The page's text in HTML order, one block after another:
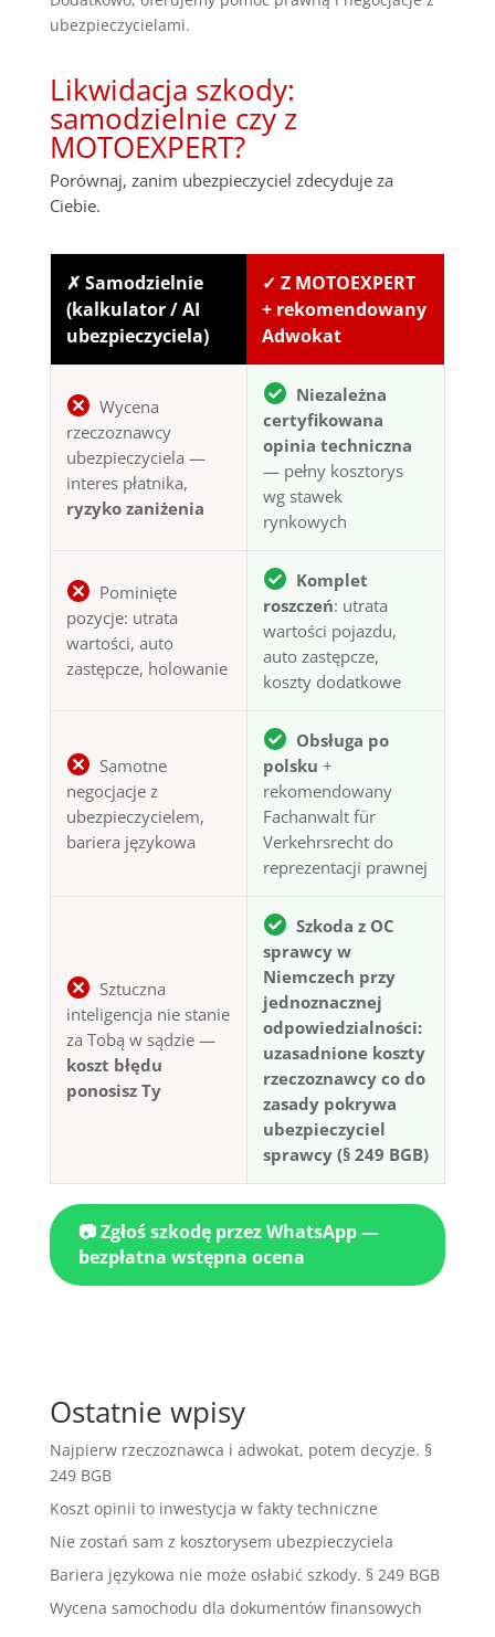
ubezpieczycielami.
Likwidacja szkody:
samodzielnie czy z
MOTOEXPERT?
Porównaj, zanim ubezpieczyciel zdecyduje za
Ciebie.
✗ Samodzielnie
(kalkulator / AI
ubezpieczyciela)
✓ Z MOTOEXPERT
+ rekomendowany
Adwokat
Wycena
rzeczoznawcy
ubezpieczyciela —
interes płatnika,
ryzyko zaniżenia
Niezależna
certyfikowana
opinia techniczna
— pełny kosztorys
wg stawek
rynkowych
Pominięte
pozycje: utrata
wartości, auto
zastępcze, holowanie
Komplet
roszczeń: utrata
wartości pojazdu,
auto zastępcze,
koszty dodatkowe
Samotne
negocjacje z
ubezpieczycielem,
bariera językowa
Obsługa po
polsku +
rekomendowany
Fachanwalt für
Verkehrsrecht do
reprezentacji prawnej
Sztuczna
inteligencja nie stanie
za Tobą w sądzie —
koszt błędu
ponosisz Ty
Szkoda z OC
sprawcy w
Niemczech przy
jednoznacznej
odpowiedzialności:
uzasadnione koszty
rzeczoznawcy co do
zasady pokrywa
ubezpieczyciel
sprawcy (§ 249 BGB)
📷 Zgłoś szkodę przez WhatsApp —
bezpłatna wstępna ocena
Ostatnie wpisy
Najpierw rzeczoznawca i adwokat, potem decyzje. §
249 BGB
Koszt opinii to inwestycja w fakty techniczne
Nie zostań sam z kosztorysem ubezpieczyciela
Bariera językowa nie może osłabić szkody. § 249 BGB
Wycena samochodu dla dokumentów finansowych